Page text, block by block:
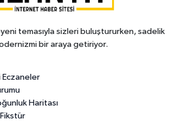
temasıyla sizleri buluştururken, sadelik
bir araya getiriyor.
Haritası